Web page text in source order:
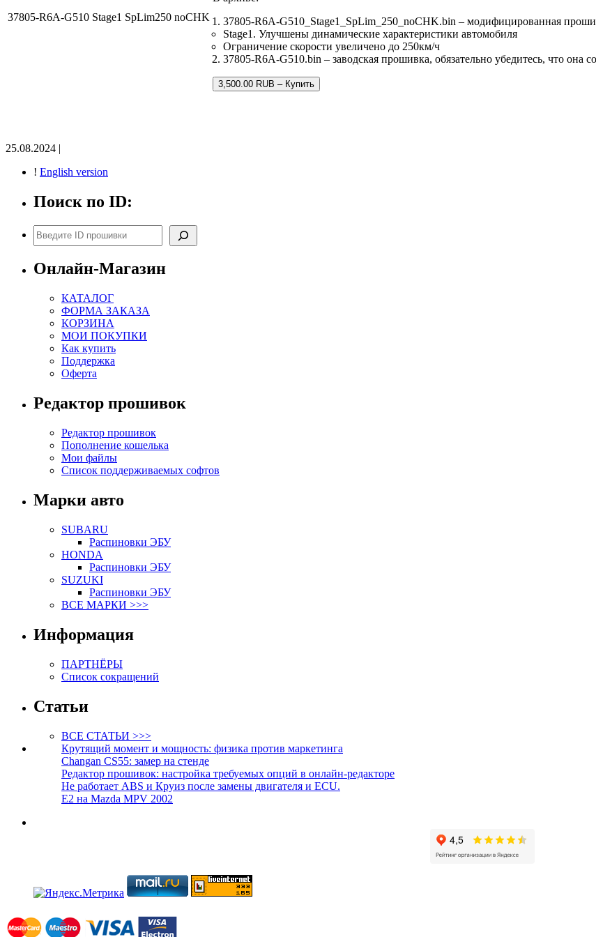
37805-R6A-G510 Stage1 SpLim250 noCHK
37805-R6A-G510_Stage1_SpLim_250_noCHK.bin – модифицированная
Stage1. Улучшены динамические характеристики автомобиля
Ограничение скорости увеличено до 250км/ч
37805-R6A-G510.bin – заводская прошивка, обязательно убедитесь, что она
3,500.00 RUB – Купить
25.08.2024 |
! English version
Поиск по ID:
Поиск
Онлайн-Магазин
КАТАЛОГ
ФОРМА ЗАКАЗА
КОРЗИНА
МОИ ПОКУПКИ
Как купить
Поддержка
Оферта
Редактор прошивок
Редактор прошивок
Пополнение кошелька
Мои файлы
Список поддерживаемых софтов
Марки авто
SUBARU
Распиновки ЭБУ
HONDA
Распиновки ЭБУ
SUZUKI
Распиновки ЭБУ
ВСЕ МАРКИ >>>
Информация
ПАРТНЁРЫ
Список сокращений
Статьи
ВСЕ СТАТЬИ >>>
Крутящий момент и мощность: физика против маркетинга
Changan CS55: замер на стенде
Редактор прошивок: настройка требуемых опций в онлайн-редакторе
Не работает ABS и Круиз после замены двигателя и ECU.
E2 на Mazda MPV 2002